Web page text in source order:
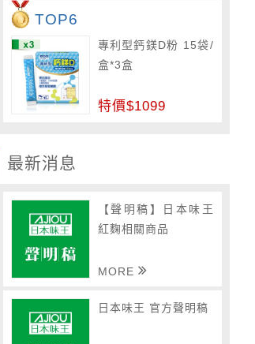
TOP6
專利型鈣鎂D粉 15袋/
盒*3盒
特價$1099
最新消息
【聲明稿】日本味王
紅麴相關商品
MORE
日本味王 官方聲明稿